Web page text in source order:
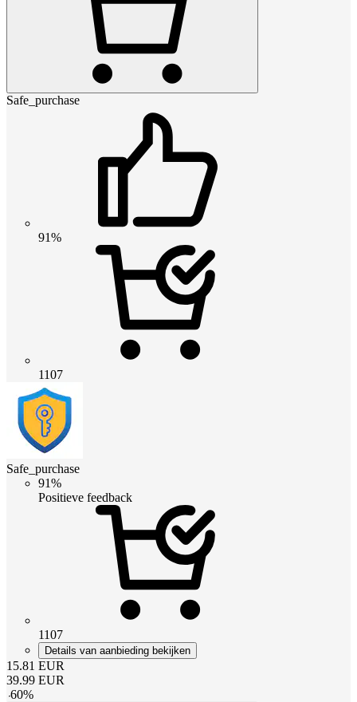
Safe_purchase
91%
1107
Safe_purchase
91%
Positieve feedback
1107
Details van aanbieding bekijken
15.81 EUR
39.99 EUR
-60%